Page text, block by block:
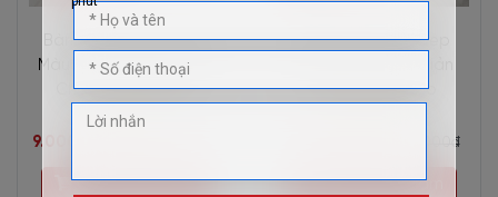
Bàn Quầy Lễ Tân Đẹp
Màu Trắng Ngà Tinh Tế
Chất Lượng Bền Bỉ
9.000.000đ
Chọn sản phẩm
Bàn Lễ Tân Nhỏ Đẹp
Chất Lượng Cao
8.500.000đ
Chọn sản phẩm